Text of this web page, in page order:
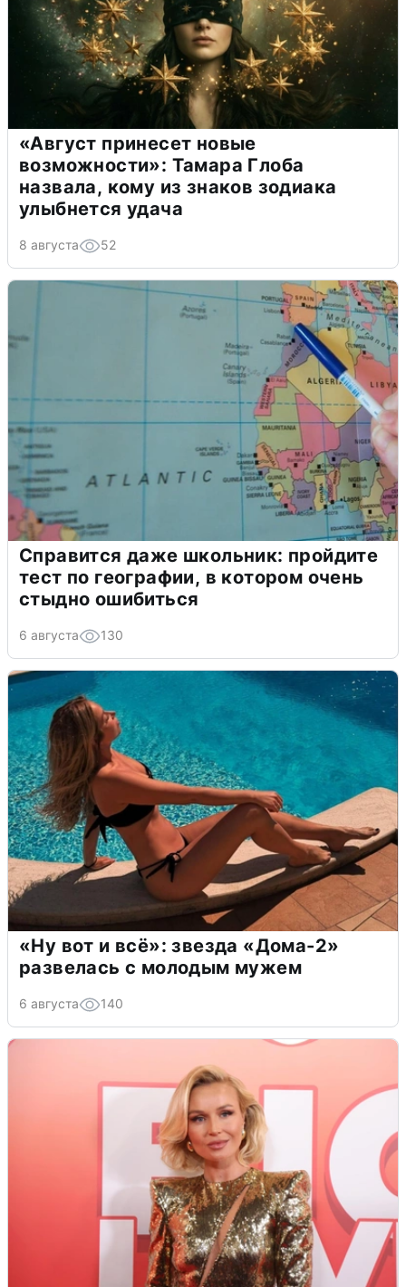
«Август принесет новые
возможности»: Тамара Глоба
назвала, кому из знаков зодиака
улыбнется удача
8 августа 52
Справится даже школьник: пройдите
тест по географии, в котором очень
стыдно ошибиться
6 августа 130
«Ну вот и всё»: звезда «Дома-2»
развелась с молодым мужем
6 августа 140